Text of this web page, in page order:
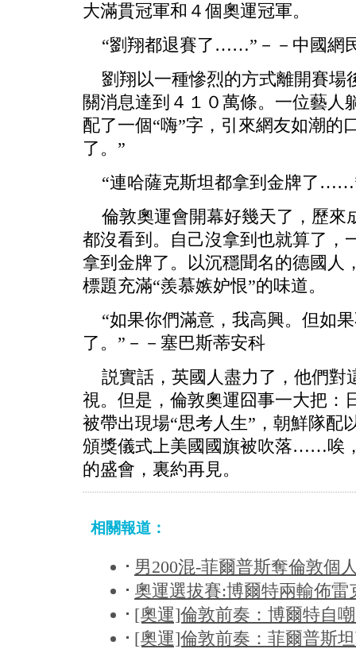
大滿貫冠軍和４個奧運冠軍。
“劉翔都退賽了……”－－中國網
劉翔以一種慘烈的方式離開賽場
關消息達到４１０萬條。一位藝人
配了一個“嗨”字，引來網友如潮的
了。”
“連哈薩克斯坦都拿到金牌了
倫敦奧運會開幕好幾天了，歷來
都沒看到。自己沒拿到也就算了，
拿到金牌了。以沉穩聞名的德國人
標題充滿“羨慕嫉妒恨”的味道。
“如果你們滿意，我高興。但如
了。”－－塞巴斯蒂安科
説實話，英國人盡力了，他們對
視。但是，倫敦奧運囧事一大把：
被帶出現場“思考人生”，朝鮮隊配
頒獎儀式上美國國旗被吹落……唉
的盛會，裏約再見。
相關報道：
男200混-菲爾普斯奪倫敦個
奧運選拔賽:博爾特兩輸佈雷
[奧運]倫敦前奏：博爾特自
[奧運]倫敦前奏：菲爾普斯